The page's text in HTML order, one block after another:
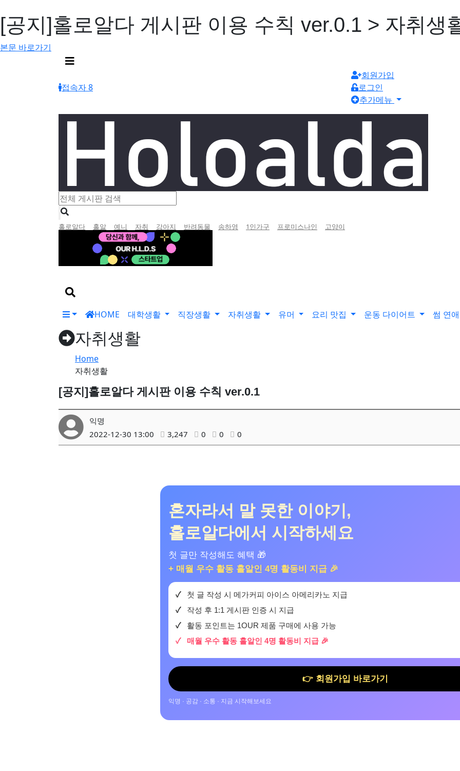
[공지]홀로알다 게시판 이용 수칙 ver.0.1 > 자취생
본문 바로가기
메
버
튼
접속자 8
회원가입
로그인
추가메뉴
인
홀로알다 홀알 예니 자취 강아지 반려동물 송하영 1인가구 프로미스나인 고양이
검
색
버 HOME 대학생활 직장생활 자취생활 유머 요리 맛집 운동 다이어트 썸 연
자취생활
Home
자취생활
[공지]홀로알다 게시판 이용 수칙 ver.0.1
익명
2022-12-30 13:00
3,247 0 0 0
혼자라서 말 못한 이야기,
홀로알다에서 시작하세요
첫 글만 작성해도 혜택 🎁
+ 매월 우수 활동 홀알인 4명 활동비 지급 🎉
첫 글 작성 시 메가커피 아이스 아메리카노 지급
작성 후 1:1 게시판 인증 시 지급
활동 포인트는 1OUR 제품 구매에 사용 가능
매월 우수 활동 홀알인 4명 활동비 지급 🎉
👉 회원가입 바로가기
익명 · 공감 · 소통 · 지금 시작해보세요